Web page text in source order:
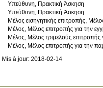
Υπεύθυνη, Πρακτική Άσκηση
Υπεύθυνη, Πρακτική Άσκηση
Μέλος εισηγητικής επιτροπής,
Μέλος, Μέλος επιτροπής για την
Μέλος, Μέλος τριμελούς
Μέλος, Mέλος επιτροπής για την
Mis à jour: 2018-02-14